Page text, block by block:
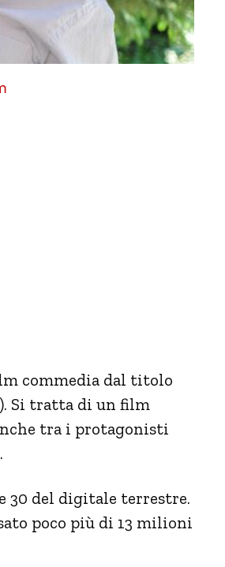
commedia dal titolo
Si tratta di un film
tra i protagonisti
30 del digitale terrestre.
poco più di 13 milioni